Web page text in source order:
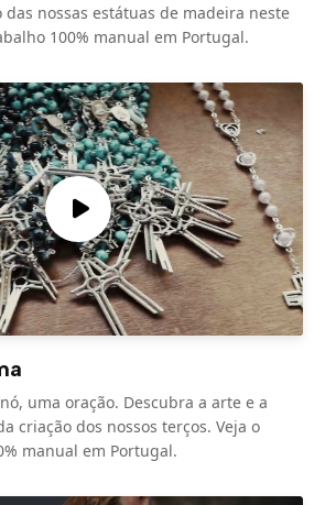
nossas estátuas de madeira neste
100% manual em Portugal.
uma oração. Descubra a arte e a
criação dos nossos terços. Veja o
manual em Portugal.